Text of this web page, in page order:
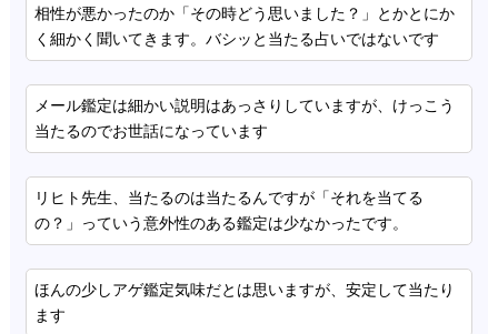
相性が悪かったのか「その時どう思いました？」とかとにか
く細かく聞いてきます。バシッと当たる占いではないです
メール鑑定は細かい説明はあっさりしていますが、けっこう
当たるのでお世話になっています
リヒト先生、当たるのは当たるんですが「それを当てる
の？」っていう意外性のある鑑定は少なかったです。
ほんの少しアゲ鑑定気味だとは思いますが、安定して当たり
ます